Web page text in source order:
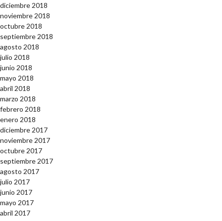
diciembre 2018
noviembre 2018
octubre 2018
septiembre 2018
agosto 2018
julio 2018
junio 2018
mayo 2018
abril 2018
marzo 2018
febrero 2018
enero 2018
diciembre 2017
noviembre 2017
octubre 2017
septiembre 2017
agosto 2017
julio 2017
junio 2017
mayo 2017
abril 2017